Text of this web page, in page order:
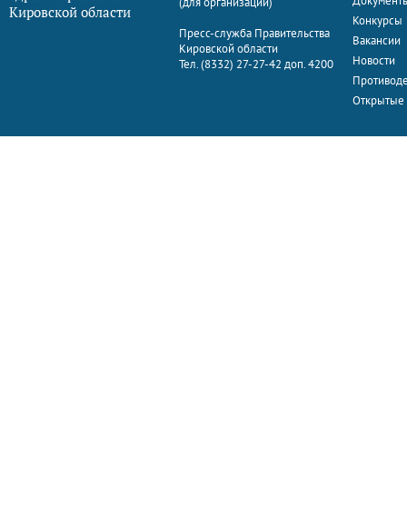
Кировской области
Пресс-служба Правительства
Кировской области
Тел. (8332) 27-27-42 доп. 4200
Конкурсы
Вакансии
Новости